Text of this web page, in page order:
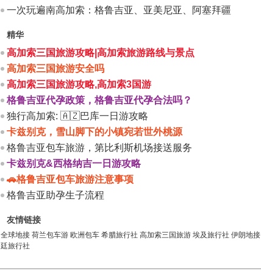
一次玩遍南高加索：格鲁吉亚、亚美尼亚、阿塞拜疆
精华
高加索三国旅游攻略|高加索旅游路线与景点
高加索三国旅游安全吗
高加索三国旅游攻略,高加索3国游
格鲁吉亚代孕政策，格鲁吉亚代孕合法吗？
独行高加索: 🇦🇿巴库一日游攻略
卡兹别克，雪山脚下的小镇宛若世外桃源
格鲁吉亚包车旅游，第比利斯机场接送服务
卡兹别克&西格纳吉一日游攻略
🚗格鲁吉亚包车旅游注意事项
格鲁吉亚助孕生子流程
友情链接
全球地接 荷兰包车游 欧洲包车 希腊旅行社 高加索三国旅游 埃及旅行社 伊朗地接
廷旅行社